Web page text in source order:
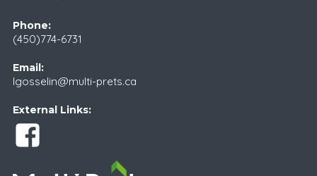
Phone:
(450)774-6731
Email:
lgosselin@multi-prets.ca
External Links: